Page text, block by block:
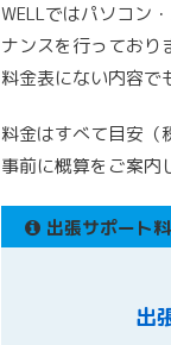
WELLではパソコン
ナンスを行っており
料金表にない内容で
料金はすべて目安（
事前に概算をご案内
出張サポート
出